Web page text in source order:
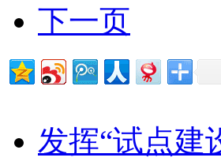
下一页
发挥“试点